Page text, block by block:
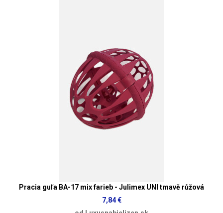
Pracia guľa BA-17 mix farieb - Julimex UNI tmavě růžová
7,84 €